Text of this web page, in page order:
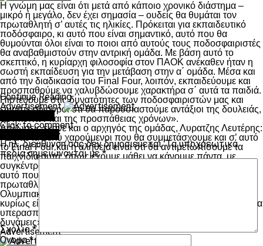
Η γνώμη μας είναι ότι μετά από κάποιο χρονικό διάστημα –
μικρό ή μεγάλο, δεν έχει σημασία – ουδείς θα θυμάται τον
πρωταθλητή σ’ αυτές τις ηλικίες. Πρόκειται για εκπαιδευτικό
ποδόσφαιρο, κι αυτό που είναι σημαντικό, αυτό που θα
θυμούνται όλοι είναι το ποιοι από αυτούς τους ποδοσφαιριστές
θα αναβαθμιστούν στην αντρική ομάδα. Με βάση αυτό το
σκεπτικό, η κυρίαρχη φιλοσοφία στον ΠΑΟΚ ανέκαθεν ήταν η
σωστή εκπαίδευση για την μετάβαση στην α΄ ομάδα. Μέσα και
από την διαδικασία του Final Four, λοιπόν, εκπαιδεύουμε και
προσπαθούμε να χαλυβδώσουμε χαρακτήρα σ΄ αυτά τα παιδιά.
Πιστεύουμε στις δυνατότητες των ποδοσφαιριστών μας και
είμαστε σίγουροι ότι θα παρουσιαστούμε αντάξιοι της δουλειάς,
των κόπων και της προσπάθειας χρόνων».
Δηλώσεις έκανε και ο αρχηγός της ομάδας, Λυρατζης Λευτέρης:
«Είμαστε πολύ χαρούμενοι που θα συμμετάσχουμε και σ’ αυτό
το Final Four και η αλήθεια είναι ότι θα αντιμετωπίσουμε τα
παιχνίδια αυτά, όπως έχουμε μάθει να κάνουμε πάντα, με
συγκέντρωση και νηφαλιότητα. Άγχος δεν έχουμε, πέρα από
αυτό που επιβάλει σε λογικά πλαίσια μια τελική φάση
πρωταθλήματος, βέβαια. Έχουμε παίξει αρκετές φορές με τον
Ολυμπιακό, τον γνωρίζουμε, κι αυτό που μας ενδιαφέρει
κυρίως είναι να καταθέσουμε στο γήπεδο χαρακτήρα νικητή. Θα
υπερασπιστούμε τον τίτλο με ψυχή και με όλες μας τις
δυνάμεις».
Advertisement
Continue Reading
Advertisement
Click to comment
Η ηλ. διεύθυνση σας δεν δημοσιεύεται. Τα υποχρεωτικά
πεδία σημειώνονται με*
Σχόλιο*
Όνομα*